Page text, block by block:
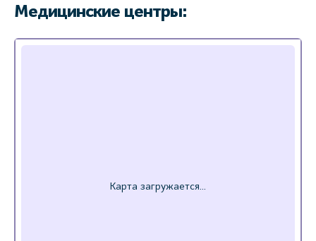
Медицинские центры: